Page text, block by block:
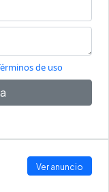
de uso
Ver anuncio